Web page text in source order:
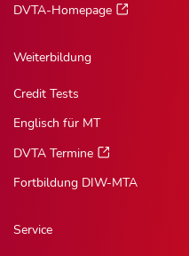
DVTA-Homepage
Weiterbildung
Credit Tests
Englisch für MT
DVTA Termine
Fortbildung DIW-MTA
Service